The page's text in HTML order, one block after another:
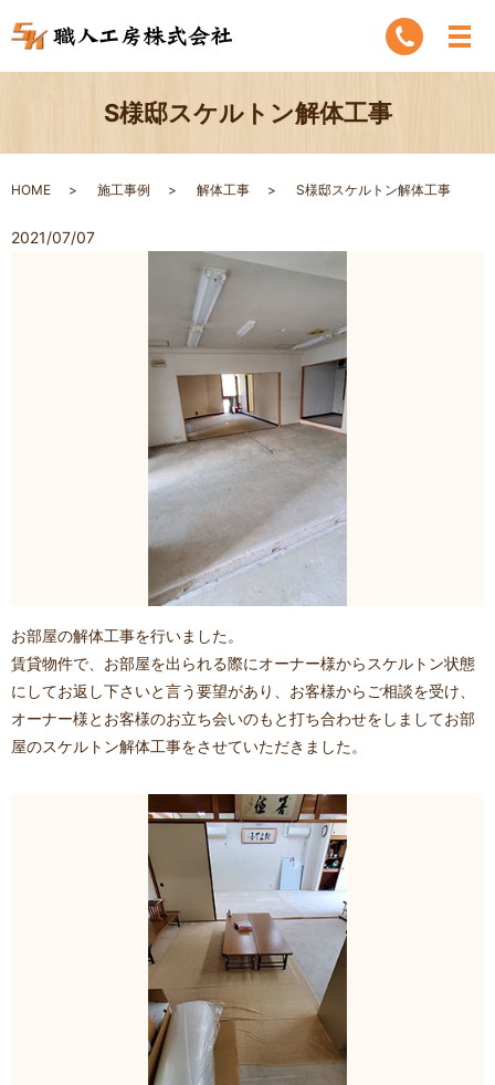
S様邸スケルトン解体工事
HOME 施工事例 解体工事 S様邸スケルトン解体工事
2021/07/07
お部屋の解体工事を行いました。
賃貸物件で、お部屋を出られる際にオーナー様からスケルトン状態
にしてお返し下さいと言う要望があり、お客様からご相談を受け、
オーナー様とお客様のお立ち会いのもと打ち合わせをしましてお部
屋のスケルトン解体工事をさせていただきました。